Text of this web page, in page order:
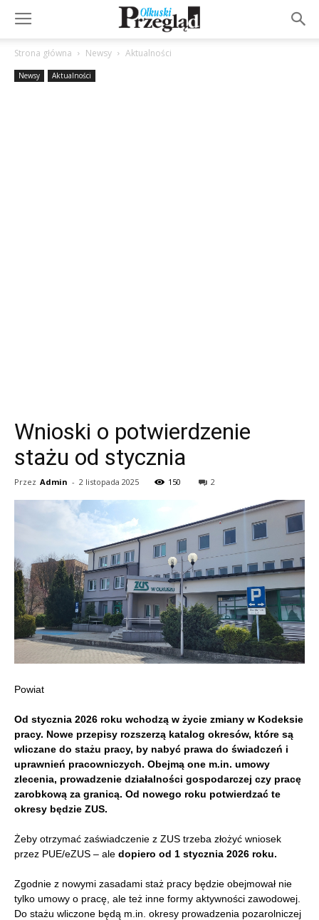
Strona główna Newsy Aktualności
Newsy Aktualności
Wnioski o potwierdzenie
stażu od stycznia
Przez Admin - 2 listopada 2025 150 2
Powiat
Od stycznia 2026 roku wchodzą w życie zmiany w Kodeksie
pracy. Nowe przepisy rozszerzą katalog okresów, które są
wliczane do stażu pracy, by nabyć prawa do świadczeń i
uprawnień pracowniczych. Obejmą one m.in. umowy
zlecenia, prowadzenie działalności gospodarczej czy pracę
zarobkową za granicą. Od nowego roku potwierdzać te
okresy będzie ZUS.
Żeby otrzymać zaświadczenie z ZUS trzeba złożyć wniosek
przez PUE/eZUS – ale dopiero od 1 stycznia 2026 roku.
Zgodnie z nowymi zasadami staż pracy będzie obejmował nie
tylko umowy o pracę, ale też inne formy aktywności zawodowej.
Do stażu wliczone będą m.in. okresy prowadzenia pozarolniczej